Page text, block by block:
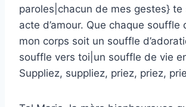
paroles|chacun de mes gestes}
acte d’amour. Que chaque souffle
mon corps soit un souffle
souffle vers toi|un souffle de vie
Suppliez, suppliez, priez, priez,